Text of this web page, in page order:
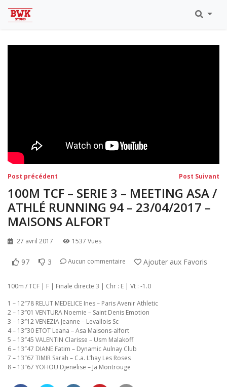
Eaubonne 2019
Navigation
de
l’article
Post précédent Post Suivant
100M TCF – SERIE 3 – MEETING ASA /
ATHLÉ RUNNING 94 – 23/04/2017 –
MAISONS ALFORT
27 avril 2017 1537 Vues
97 3 Aucun commentaire Ajouter aux Favoris
100m / TCF | F | Finale directe 3 | Chr : E | Vt : -1.0
1 – 12″78 RELUT MEDELICE Ines – Paris Avenir Athletic
2 – 13″01 VENTURA Noemie – Saint Denis Emotion
3 – 13″12 VENEZIA Jeanne – Levallois Sc
4 – 13″30 ETOT Leana – Asa Maisons-alfort
5 – 13″45 VALENTIN Clarisse – Usm Malakoff
6 – 13″47 DIANE Fatim – Dynamic Aulnay Club
7 – 13″67 TIMIR Sarah – C.a. L’hay Les Roses
8 – 13″67 YOHOU Djenelise – Ja Montrouge